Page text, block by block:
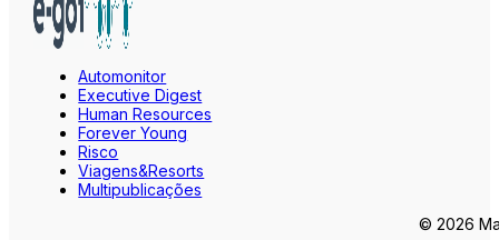
Automonitor
Executive Digest
Human Resources
Forever Young
Risco
Viagens&Resorts
Multipublicações
© 2026